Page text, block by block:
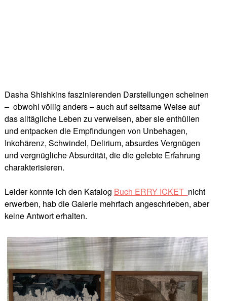
Dasha Shishkins faszinierenden Darstellungen scheinen
– obwohl völlig anders – auch auf seltsame Weise auf
das alltägliche Leben zu verweisen, aber sie enthüllen
und entpacken die Empfindungen von Unbehagen,
Inkohärenz, Schwindel, Delirium, absurdes Vergnügen
und vergnügliche Absurdität, die die gelebte Erfahrung
charakterisieren.
Leider konnte ich den Katalog Buch ERRY ICKET nicht
erwerben, hab die Galerie mehrfach angeschrieben, aber
keine Antwort erhalten.